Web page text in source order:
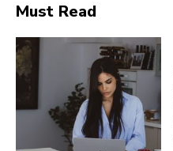
Must Read